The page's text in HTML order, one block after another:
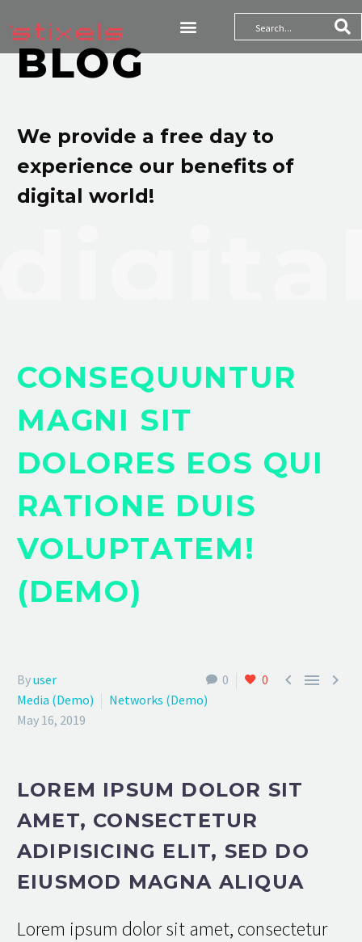
BLOG
We provide a free day to
experience our benefits of
digital world!
CONSEQUUNTUR
MAGNI SIT
DOLORES EOS QUI
RATIONE DUIS
VOLUPTATEM!
(DEMO)
0 0   
Byuser
Media (Demo)
Networks (Demo)
May 16, 2019
LOREM IPSUM DOLOR SIT
AMET, CONSECTETUR
ADIPISICING ELIT, SED DO
EIUSMOD MAGNA ALIQUA
Lorem ipsum dolor sit amet, consectetur